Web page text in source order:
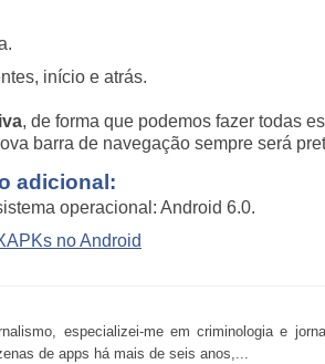
início e atrás.
, de forma que podemos fazer todas
barra de navegação sempre será
adicional:
operacional: Android 6.0.
no Android
especializei-me em criminologia e
de apps há mais de seis anos,...